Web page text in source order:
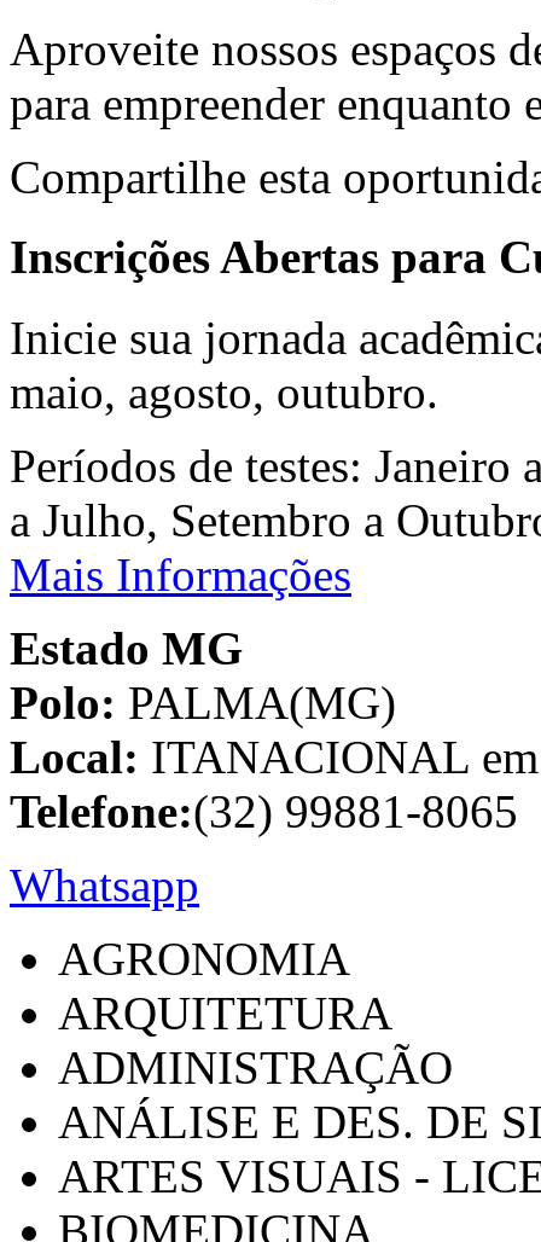
Aproveite nossos espaços
para empreender enquanto
Compartilhe esta
Inscrições Abertas para
Inicie sua jornada
maio, agosto, outubro.
Períodos de testes:
a Julho, Setembro a
Mais Informações
Estado MG
Polo: PALMA(MG)
Local: ITANACIONAL
Telefone:(32) 99881-8065
Whatsapp
AGRONOMIA
ARQUITETURA
ADMINISTRAÇÃO
ANÁLISE E DES. DE
ARTES VISUAIS -
BIOMEDICINA